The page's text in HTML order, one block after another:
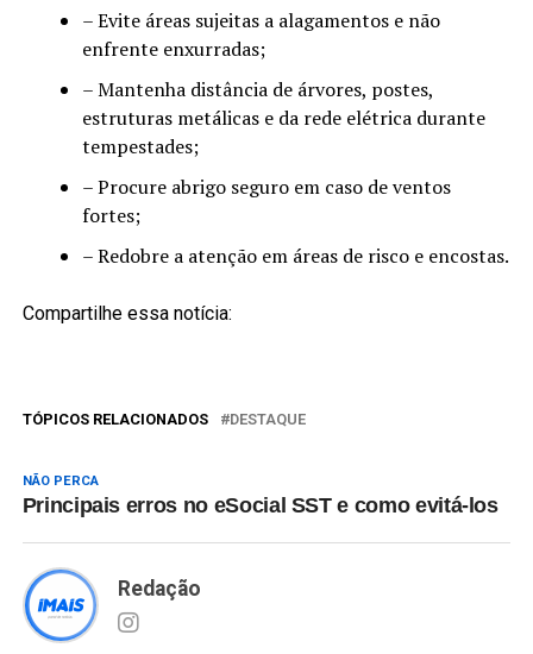
– Evite áreas sujeitas a alagamentos e não
enfrente enxurradas;
– Mantenha distância de árvores, postes,
estruturas metálicas e da rede elétrica durante
tempestades;
– Procure abrigo seguro em caso de ventos
fortes;
– Redobre a atenção em áreas de risco e encostas.
Compartilhe essa notícia:
TÓPICOS RELACIONADOS DESTAQUE
NÃO PERCA
Principais erros no eSocial SST e como evitá-los
Redação